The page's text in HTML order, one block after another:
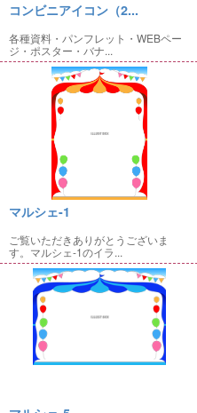
コンビニアイコン（2...
各種資料・パンフレット・WEBペー
ジ・ポスター・バナ...
マルシェ-1
ご覧いただきありがとうございま
す。マルシェ-1のイラ...